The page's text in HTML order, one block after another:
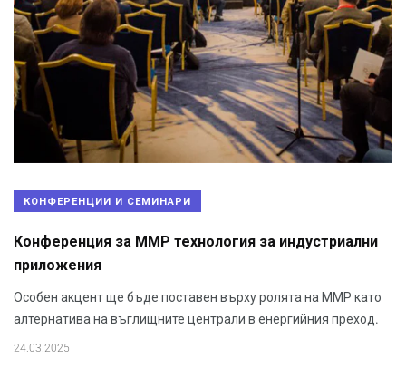
КОНФЕРЕНЦИИ И СЕМИНАРИ
Конференция за ММР технология за индустриални
приложения
Особен акцент ще бъде поставен върху ролята на ММР като
алтернатива на въглищните централи в енергийния преход.
24.03.2025